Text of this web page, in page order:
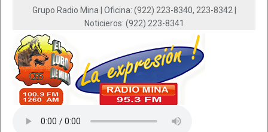
Grupo Radio Mina | Oficina: (922) 223-8340, 223-8342 |
Noticieros: (922) 223-8341